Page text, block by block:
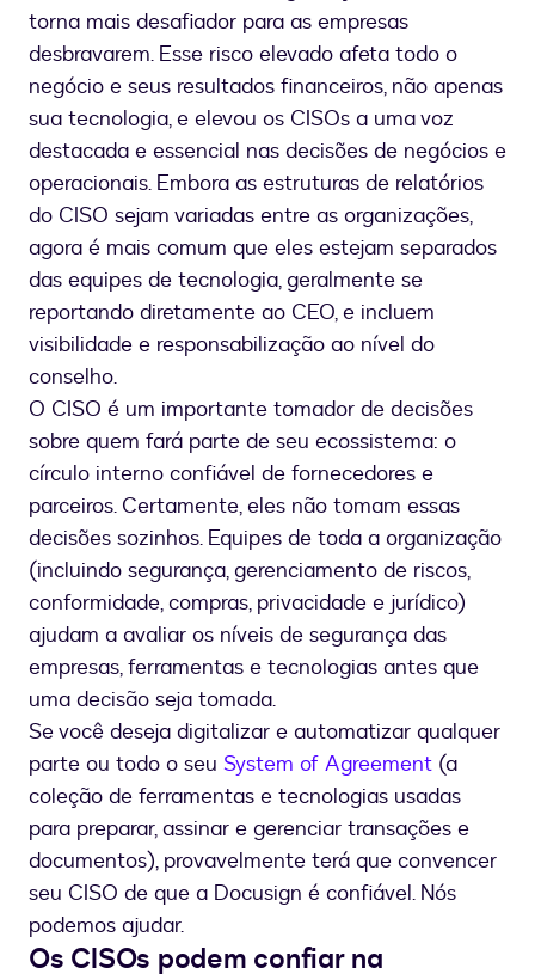
torna mais desafiador para as empresas
desbravarem. Esse risco elevado afeta todo o
negócio e seus resultados financeiros, não apenas
sua tecnologia, e elevou os CISOs a uma voz
destacada e essencial nas decisões de negócios e
operacionais. Embora as estruturas de relatórios
do CISO sejam variadas entre as organizações,
agora é mais comum que eles estejam separados
das equipes de tecnologia, geralmente se
reportando diretamente ao CEO, e incluem
visibilidade e responsabilização ao nível do
conselho.
O CISO é um importante tomador de decisões
sobre quem fará parte de seu ecossistema: o
círculo interno confiável de fornecedores e
parceiros. Certamente, eles não tomam essas
decisões sozinhos. Equipes de toda a organização
(incluindo segurança, gerenciamento de riscos,
conformidade, compras, privacidade e jurídico)
ajudam a avaliar os níveis de segurança das
empresas, ferramentas e tecnologias antes que
uma decisão seja tomada.
Se você deseja digitalizar e automatizar qualquer
parte ou todo o seu System of Agreement (a
coleção de ferramentas e tecnologias usadas
para preparar, assinar e gerenciar transações e
documentos), provavelmente terá que convencer
seu CISO de que a Docusign é confiável. Nós
podemos ajudar.
Os CISOs podem confiar na